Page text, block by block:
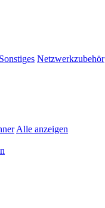
Sonstiges Netzwerkzubehör
Alle anzeigen